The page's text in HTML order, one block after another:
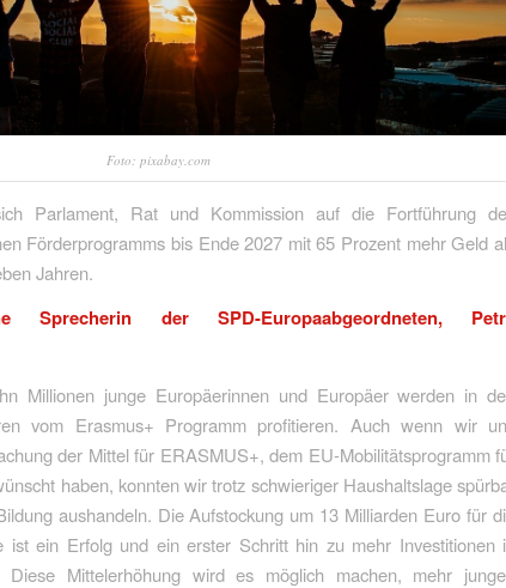
Foto: pixabay.com
Parlament, Rat und Kommission auf die Fortführung
Förderprogramms bis Ende 2027 mit 65 Prozent mehr Geld
Jahren.
Sprecherin der SPD-Europaabgeordneten,
Millionen junge Europäerinnen und Europäer werden in
vom Erasmus+ Programm profitieren. Auch wenn wir
der Mittel für ERASMUS+, dem EU-Mobilitätsprogramm
haben, konnten wir trotz schwieriger Haushaltslage
aushandeln. Die Aufstockung um 13 Milliarden Euro für
ist ein Erfolg und ein erster Schritt hin zu mehr Investitionen
Diese Mittelerhöhung wird es möglich machen, mehr